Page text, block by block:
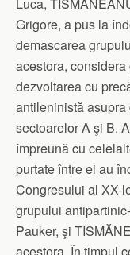
Grigore, a pus la
demascarea
acestora,
dezvoltarea cu
antileninistă
sectoarelor A şi B.
împreună cu
purtate între ei au
Congresului al XX-
grupului
Pauker, şi